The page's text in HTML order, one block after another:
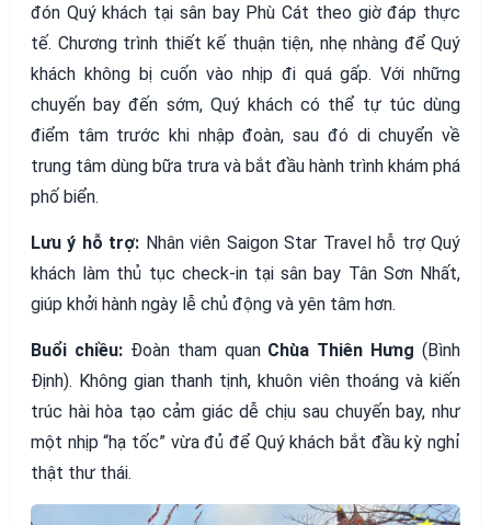
đón Quý khách tại sân bay Phù Cát theo giờ đáp thực
tế. Chương trình thiết kế thuận tiện, nhẹ nhàng để Quý
khách không bị cuốn vào nhịp đi quá gấp. Với những
chuyến bay đến sớm, Quý khách có thể tự túc dùng
điểm tâm trước khi nhập đoàn, sau đó di chuyển về
trung tâm dùng bữa trưa và bắt đầu hành trình khám phá
phố biển.
Lưu ý hỗ trợ: Nhân viên Saigon Star Travel hỗ trợ Quý
khách làm thủ tục check-in tại sân bay Tân Sơn Nhất,
giúp khởi hành ngày lễ chủ động và yên tâm hơn.
Buổi chiều:Đoàn tham quan Chùa Thiên Hưng (Bình
Định). Không gian thanh tịnh, khuôn viên thoáng và kiến
trúc hài hòa tạo cảm giác dễ chịu sau chuyến bay, như
một nhịp “hạ tốc” vừa đủ để Quý khách bắt đầu kỳ nghỉ
thật thư thái.